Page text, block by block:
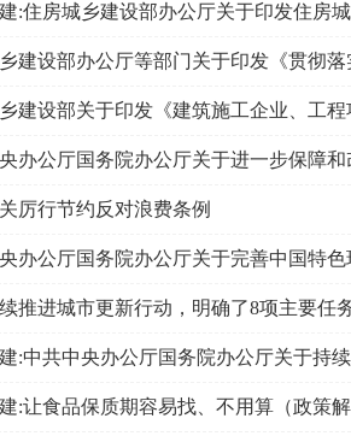
:住房城乡建设部办公厅关于印发住房
息目录（2025年版）的通知
建设部办公厅等部门关于印发《贯彻落
国务院办公厅关于推进新型城市基础
见〉行动方案（2025—202
建设部关于印发《建筑施工企业、工程
置及安全生产管理人员配备办法》的
办公厅国务院办公厅关于进一步保障和
难愁盼的意见
厉行节约反对浪费条例
办公厅国务院办公厅关于完善中国特色
推进城市更新行动，明确了8项主要任
将有这些新变化（权威发布）
:中共中央办公厅国务院办公厅关于持
见
:让食品保质期容易找、不用算（政策解